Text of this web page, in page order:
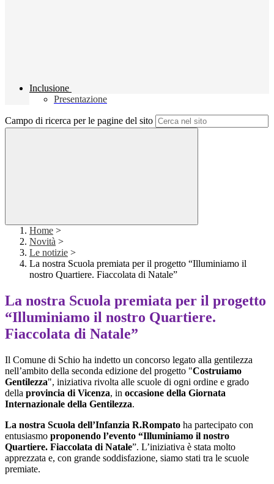
Inclusione
Presentazione
Campo di ricerca per le pagine del sito
Home >
Novità >
Le notizie >
La nostra Scuola premiata per il progetto “Illuminiamo il
nostro Quartiere. Fiaccolata di Natale”
La nostra Scuola premiata per il progetto
“Illuminiamo il nostro Quartiere.
Fiaccolata di Natale”
Il Comune di Schio ha indetto un concorso legato alla gentilezza
nell’ambito della seconda edizione del progetto "Costruiamo
Gentilezza", iniziativa rivolta alle scuole di ogni ordine e grado
della provincia di Vicenza, in occasione della Giornata
Internazionale della Gentilezza.
La nostra Scuola dell’Infanzia R.Rompato ha partecipato con
entusiasmo proponendo l’evento “Illuminiamo il nostro
Quartiere. Fiaccolata di Natale”. L’iniziativa è stata molto
apprezzata e, con grande soddisfazione, siamo stati tra le scuole
premiate.